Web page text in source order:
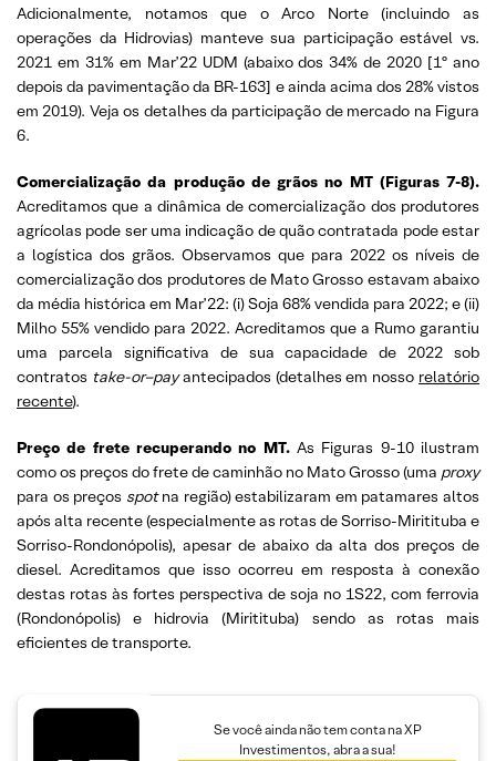
Adicionalmente, notamos que o Arco Norte (incluindo as
operações da Hidrovias) manteve sua participação estável vs.
2021 em 31% em Mar’22 UDM (abaixo dos 34% de 2020 [1º ano
depois da pavimentação da BR-163] e ainda acima dos 28% vistos
em 2019). Veja os detalhes da participação de mercado na Figura
6.
Comercialização da produção de grãos no MT (Figuras 7-8).
Acreditamos que a dinâmica de comercialização dos produtores
agrícolas pode ser uma indicação de quão contratada pode estar
a logística dos grãos. Observamos que para 2022 os níveis de
comercialização dos produtores de Mato Grosso estavam abaixo
da média histórica em Mar’22: (i) Soja 68% vendida para 2022; e (ii)
Milho 55% vendido para 2022. Acreditamos que a Rumo garantiu
uma parcela significativa de sua capacidade de 2022 sob
contratos take-or–payantecipados (detalhes em nosso relatório
recente).
Preço de frete recuperando no MT. As Figuras 9-10 ilustram
como os preços do frete de caminhão no Mato Grosso (uma proxy
para os preços spotna região) estabilizaram em patamares altos
após alta recente (especialmente as rotas de Sorriso-Miritituba e
Sorriso-Rondonópolis), apesar de abaixo da alta dos preços de
diesel. Acreditamos que isso ocorreu em resposta à conexão
destas rotas às fortes perspectiva de soja no 1S22, com ferrovia
(Rondonópolis) e hidrovia (Miritituba) sendo as rotas mais
eficientes de transporte.
Se você ainda não tem conta na XP
Investimentos, abra a sua!